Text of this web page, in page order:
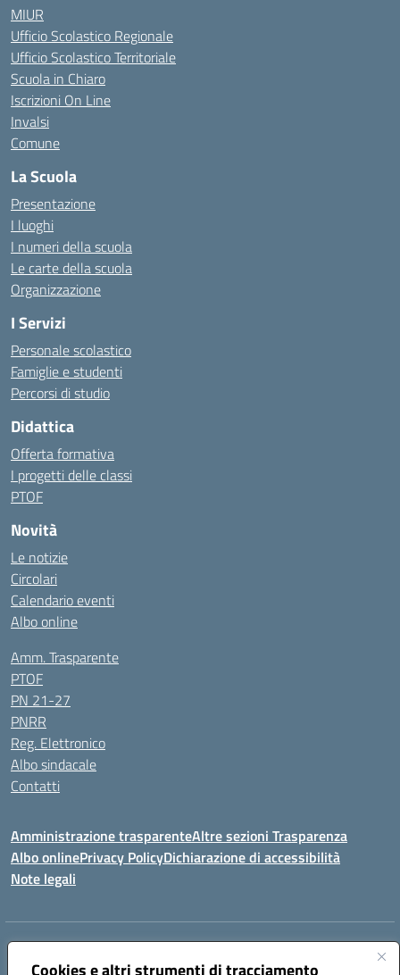
Cookies e altri strumenti di tracciamento
MIUR
Ufficio Scolastico Regionale
Ufficio Scolastico Territoriale
Scuola in Chiaro
Iscrizioni On Line
Invalsi
Comune
La Scuola
Presentazione
I luoghi
I numeri della scuola
Le carte della scuola
Organizzazione
I Servizi
Personale scolastico
Famiglie e studenti
Percorsi di studio
Didattica
Offerta formativa
I progetti delle classi
PTOF
Novità
Le notizie
Circolari
Calendario eventi
Albo online
Amm. Trasparente
PTOF
PN 21-27
PNRR
Reg. Elettronico
Albo sindacale
Contatti
Amministrazione trasparenteAltre sezioni Trasparenza
Albo onlinePrivacy PolicyDichiarazione di accessibilità
Note legali
Indirizzo:
Centralino:0923714186 Email:tpvc050004@istruzione.it